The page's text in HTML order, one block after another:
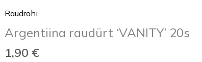
Raudrohi
Argentiina raudürt ‘VANITY’ 20s
1,90 €
'VANITY'
kogus